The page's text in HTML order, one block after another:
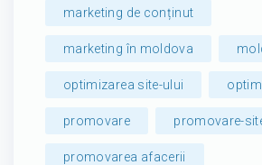
marketing de conținut
marketing în moldova
optimizarea site-ului
promovare promovare-
promovarea afacerii